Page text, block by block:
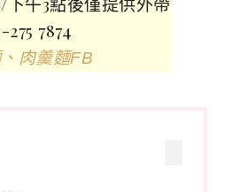
7874
肉羹麵FB